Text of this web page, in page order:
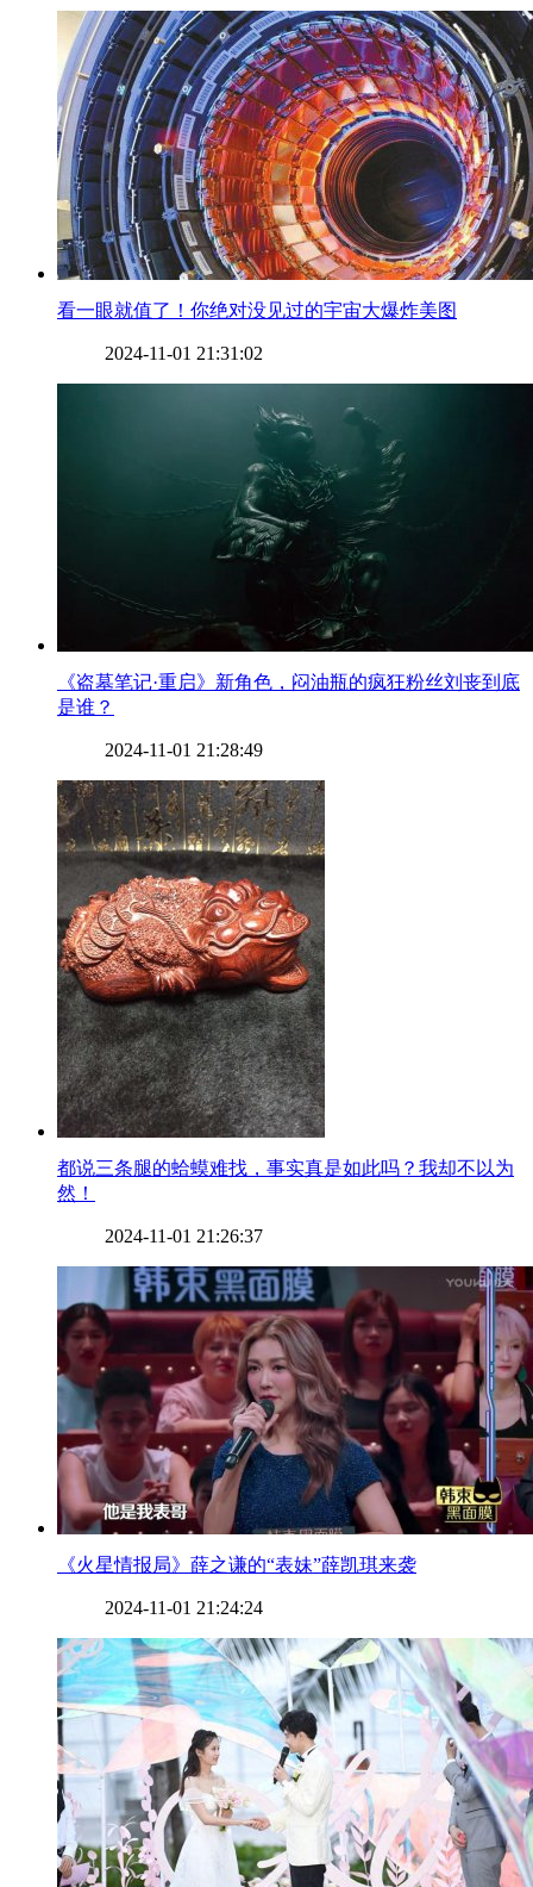
​看一眼就值了！你绝对没见过的宇宙大爆炸美图
2024-11-01 21:31:02
​《盗墓笔记·重启》新角色，闷油瓶的疯狂粉丝刘丧到底
是谁？
2024-11-01 21:28:49
​都说三条腿的蛤蟆难找，事实真是如此吗？我却不以为
然！
2024-11-01 21:26:37
​《火星情报局》薛之谦的“表妹”薛凯琪来袭
2024-11-01 21:24:24